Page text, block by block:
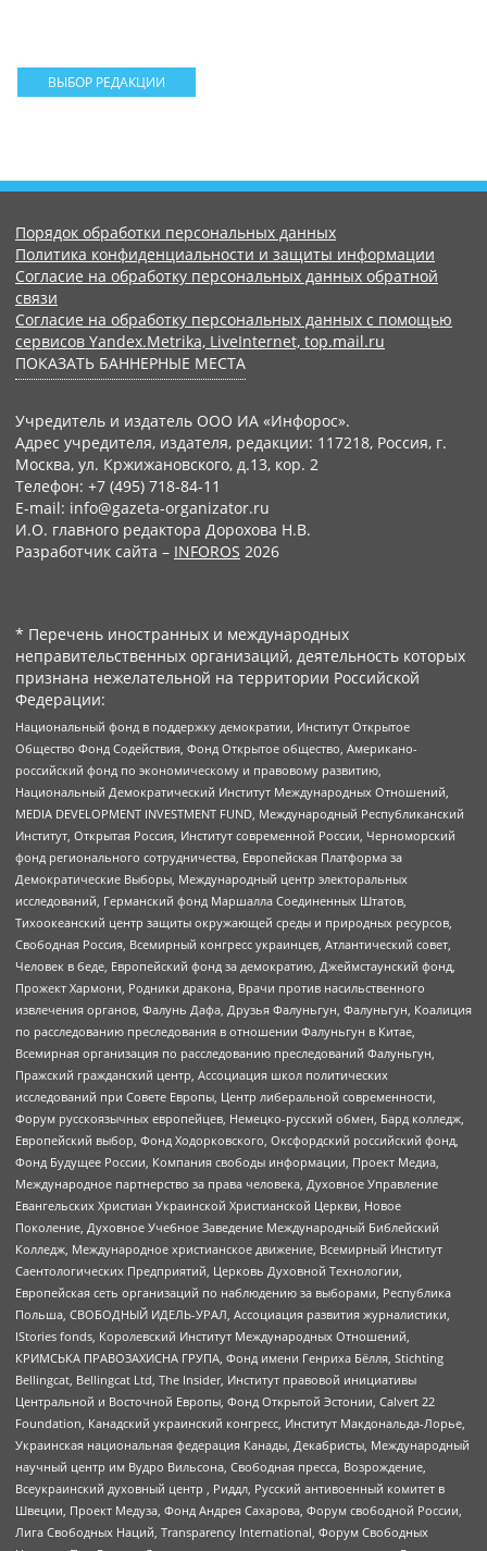
ВЫБОР РЕДАКЦИИ
Порядок обработки персональных данных
Политика конфиденциальности и защиты информации
Согласие на обработку персональных данных обратной
связи
Согласие на обработку персональных данных с помощью
сервисов Yandex.Metrika, LiveInternet, top.mail.ru
ПОКАЗАТЬ БАННЕРНЫЕ МЕСТА
Учредитель и издатель ООО ИА «Инфорос».
Адрес учредителя, издателя, редакции: 117218, Россия, г.
Москва, ул. Кржижановского, д.13, кор. 2
Телефон: +7 (495) 718-84-11
E-mail: info@gazeta-organizator.ru
И.О. главного редактора Дорохова Н.В.
Разработчик сайта – INFOROS 2026
* Перечень иностранных и международных
неправительственных организаций, деятельность которых
признана нежелательной на территории Российской
Федерации:
Национальный фонд в поддержку демократии, Институт Открытое
Общество Фонд Содействия, Фонд Открытое общество, Американо-
российский фонд по экономическому и правовому развитию,
Национальный Демократический Институт Международных Отношений,
MEDIA DEVELOPMENT INVESTMENT FUND, Международный Республиканский
Институт, Открытая Россия, Институт современной России, Черноморский
фонд регионального сотрудничества, Европейская Платформа за
Демократические Выборы, Международный центр электоральных
исследований, Германский фонд Маршалла Соединенных Штатов,
Тихоокеанский центр защиты окружающей среды и природных ресурсов,
Свободная Россия, Всемирный конгресс украинцев, Атлантический совет,
Человек в беде, Европейский фонд за демократию, Джеймстаунский фонд,
Прожект Хармони, Родники дракона, Врачи против насильственного
извлечения органов, Фалунь Дафа, Друзья Фалуньгун, Фалуньгун, Коалиция
по расследованию преследования в отношении Фалуньгун в Китае,
Всемирная организация по расследованию преследований Фалуньгун,
Пражский гражданский центр, Ассоциация школ политических
исследований при Совете Европы, Центр либеральной современности,
Форум русскоязычных европейцев, Немецко-русский обмен, Бард колледж,
Европейский выбор, Фонд Ходорковского, Оксфордский российский фонд,
Фонд Будущее России, Компания свободы информации, Проект Медиа,
Международное партнерство за права человека, Духовное Управление
Евангельских Христиан Украинской Христианской Церкви, Новое
Поколение, Духовное Учебное Заведение Международный Библейский
Колледж, Международное христианское движение, Всемирный Институт
Саентологических Предприятий, Церковь Духовной Технологии,
Европейская сеть организаций по наблюдению за выборами, Республика
Польша, СВОБОДНЫЙ ИДЕЛЬ-УРАЛ, Ассоциация развития журналистики,
IStories fonds, Королевский Институт Международных Отношений,
КРИМСЬКА ПРАВОЗАХИСНА ГРУПА, Фонд имени Генриха Бёлля, Stichting
Bellingcat, Bellingcat Ltd, The Insider, Институт правовой инициативы
Центральной и Восточной Европы, Фонд Открытой Эстонии, Calvert 22
Foundation, Канадский украинский конгресс, Институт Макдональда-Лорье,
Украинская национальная федерация Канады, Декабристы, Международный
научный центр им Вудро Вильсона, Свободная пресса, Возрождение,
Всеукраинский духовный центр , Риддл, Русский антивоенный комитет в
Швеции, Проект Медуза, Фонд Андрея Сахарова, Форум свободной России,
Лига Свободных Наций, Transparеncy International, Форум Свободных